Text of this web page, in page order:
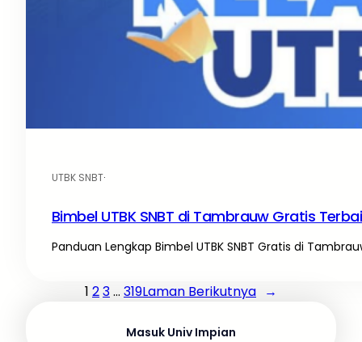
UTBK SNBT·
Bimbel UTBK SNBT di Tambrauw Gratis
Panduan Lengkap Bimbel UTBK SNBT Gratis di
1 23… 319Laman Berikutnya →
Masuk Univ Impian